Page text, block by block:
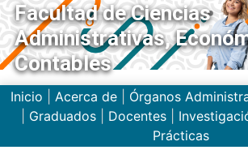
Facultad de Ciencias
Administrativas,
Contables
Inicio Acerca de| Órganos
Graduados Docentes
Prácticas